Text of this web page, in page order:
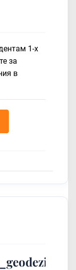
1-х
за
в